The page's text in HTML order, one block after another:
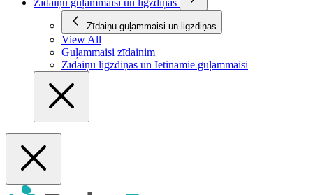
Zīdaiņu guļammaisi un ligzdiņas
Zīdaiņu guļammaisi un ligzdiņas
View All
Guļammaisi zīdainim
Zīdaiņu ligzdiņas un Ietināmie guļammaisi